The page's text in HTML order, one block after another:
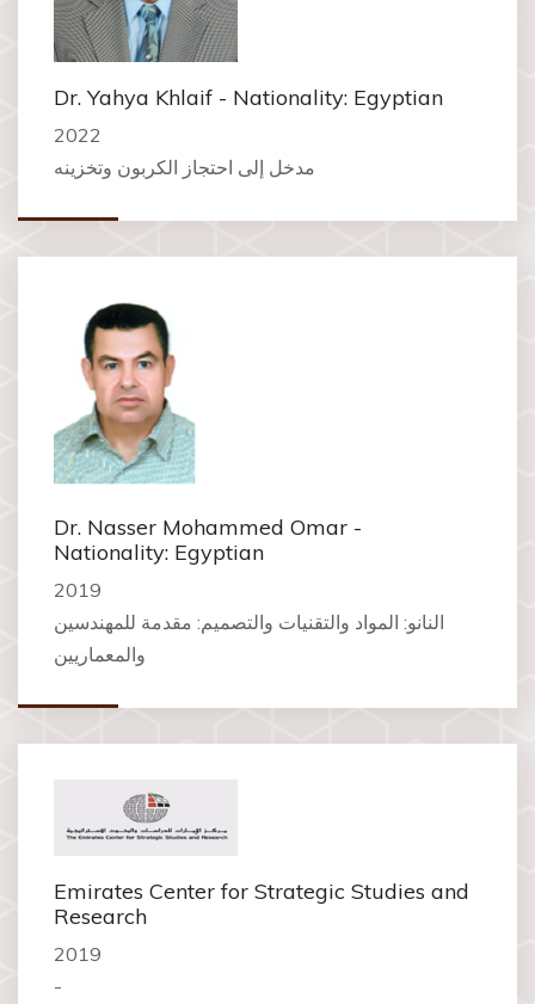
Dr. Yahya Khlaif - Nationality: Egyptian
2022
مدخل إلى احتجاز الكربون وتخزينه
Dr. Nasser Mohammed Omar -
Nationality: Egyptian
2019
النانو: المواد والتقنيات والتصميم: مقدمة للمهندسين
والمعماريين
Emirates Center for Strategic Studies and
Research
2019
-